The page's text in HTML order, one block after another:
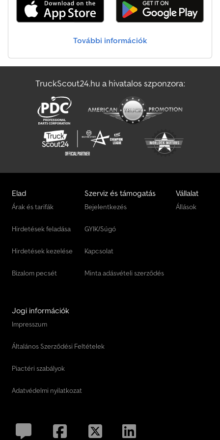
Tempomat • Tárcsafék • Navigációs rendszer • ASR (kipörgésgátló)
• ABS • ESP (elektronikus stabilitásprogram) • Fedélzeti
számítógép • Differenciálzár • Laprugó-légrugó kombó • 6 db
Elektromos ablakemelő • Elektromos és fűthető tükrök •
adatok tájékoztató jellegűek / Közbenső értékesítés jogát
További információk
TruckScout24.hu a hivatalos szponzora:
Elad
Árak és tarifák
Hirdetések feladása
Hirdetések kezelése
Bizalom pecsét
Szerviz és támogatás
Bejelentkezés
GYIK/Súgó
Kapcsolat
Minta adásvételi szerződés
Vállalat
Állások
Jogi információk
Impresszum
Általános Szerződési Feltételek
Piactéri szabályok
Adatvédelmi nyilatkozat